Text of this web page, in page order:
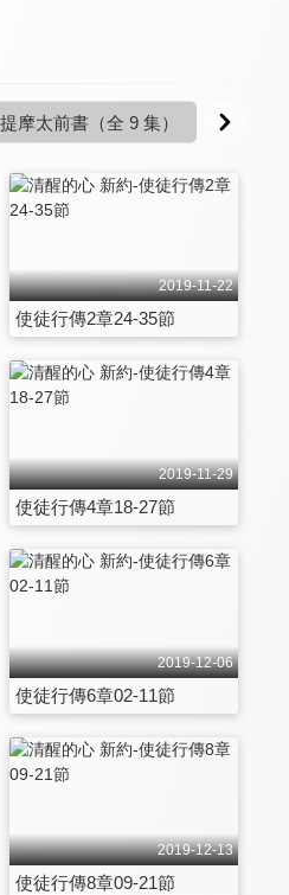
9.7
心 新約
集
清醒的心 新約
更新至第 4 集
提摩太前書 （全 9 集）
2019-11-22
使徒行傳2章24-35節
2019-11-29
使徒行傳4章18-27節
2019-12-06
使徒行傳6章02-11節
2019-12-13
使徒行傳8章09-21節